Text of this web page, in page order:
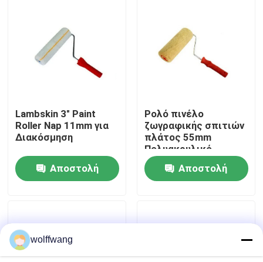
Γύρος εργοστασίων
Ποιοτικός έλεγχος
επαφή
Νέα
Όλες οι περιπτώσεις
Βούρτσα συνθετικού νήματος
Lambskin 3" Paint
Roller Nap 11mm για
Διακόσμηση
Αποστολή
Ρολό πινέλο
ζωγραφικής σπιτιών
πλάτος 55mm
Πολυακρυλικό
υφαντό υπνάκο 18mm
Αποστολή
wolffwang